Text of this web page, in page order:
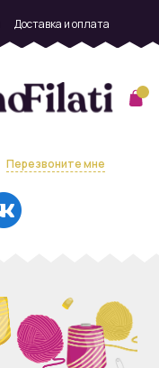
Доставка и оплата
Перезвоните мне